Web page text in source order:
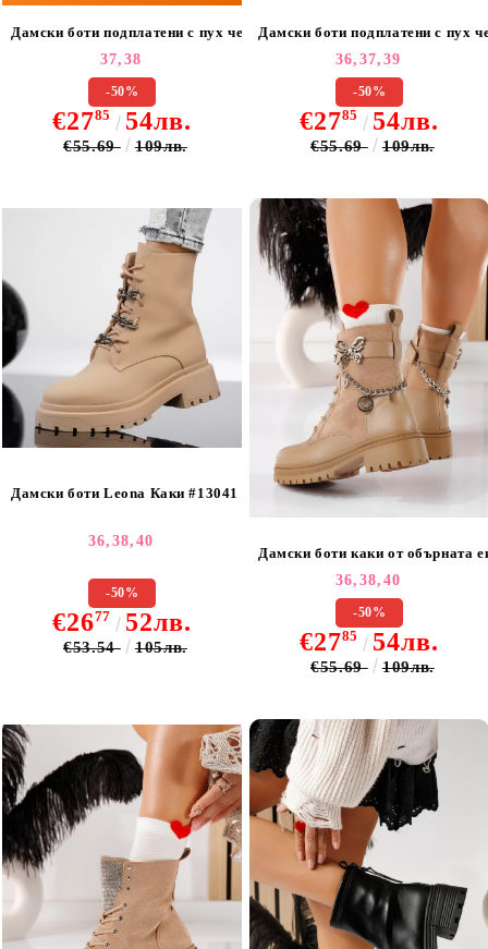
Дамски боти подплатени с пух черни от еко кожа Lydia #22781
37, 38
-50%
€2785 54лв.
€55.69 109лв.
Дамски боти подплатени с пух
36, 37, 39
-50%
€2785 54лв.
€55.69 109лв.
Дамски боти Leona Каки #13041
36, 38, 40
-50%
€2677 52лв.
€53.54 105лв.
Дамски боти каки от обърната
36, 38, 40
-50%
€2785 54лв.
€55.69 109лв.